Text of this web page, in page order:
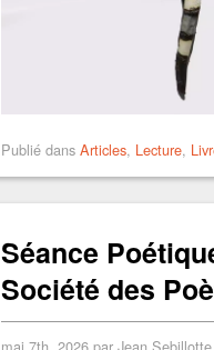
Publié dans Articles, Lecture,
Séance
Société des